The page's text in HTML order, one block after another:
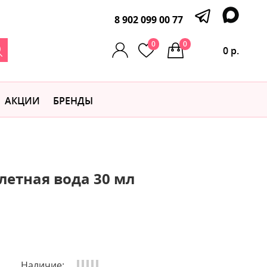
8 902 099 00 77
0
0 р.
0
АКЦИИ БРЕНДЫ
вода 30 мл